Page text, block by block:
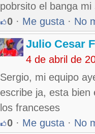
pobrsito el banga mi
0 · Me gusta · No
Julio Cesar
4 de abril de
Sergio, mi equipo
escribe ja, esta
los franceses
0 · Me gusta · No